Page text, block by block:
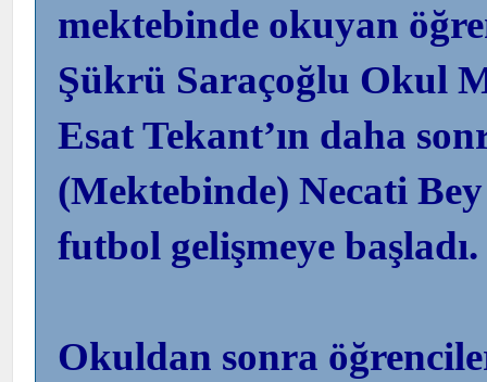
mektebinde okuyan
Şükrü Saraçoğlu Okul
Esat Tekant’ın daha
(Mektebinde) Necati Bey
futbol gelişmeye başladı.
Okuldan sonra